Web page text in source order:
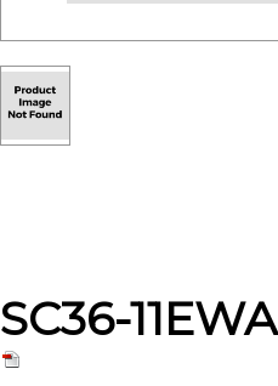
SC36-11EWA